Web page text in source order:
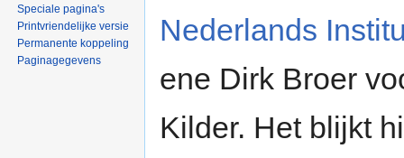
Nederlands
ene Dirk Broer
Kilder. Het blijkt
Speciale pagina's
Printvriendelijke versie
Permanente koppeling
Paginagegevens